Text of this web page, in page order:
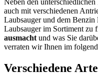
auch mit verschiedenen
Laubsauger und dem
Laubsauger im Sortiment zu
ausmacht und was Sie
verraten wir Ihnen im
Verschiedene